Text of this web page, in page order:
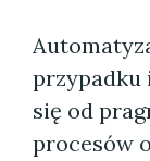
przypadku
się od
procesów